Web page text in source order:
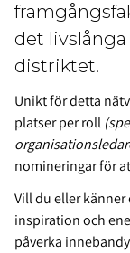
det
distriktet.
Unikt för detta
platser per roll
nomineringar för
Vill du eller
inspiration och
påverka